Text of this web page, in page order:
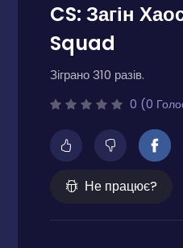
CS: Загін
Squad
Зіграно 310 разів.
0 (0
Не працює?